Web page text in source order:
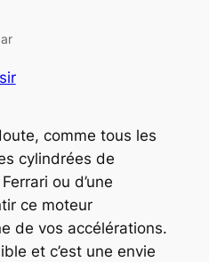
comme tous les
cylindrées de
ou d’une
ce moteur
de vos accélérations.
et c’est une envie